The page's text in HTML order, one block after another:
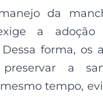
da
a adoção
forma, os
preservar a
tempo,